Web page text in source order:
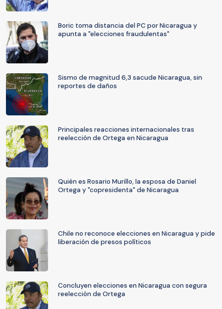
Boric toma distancia del PC por Nicaragua y
apunta a "elecciones fraudulentas"
Sismo de magnitud 6,3 sacude Nicaragua, sin
reportes de daños
Principales reacciones internacionales tras
reelección de Ortega en Nicaragua
Quién es Rosario Murillo, la esposa de Daniel
Ortega y "copresidenta" de Nicaragua
Chile no reconoce elecciones en Nicaragua y pide
liberación de presos políticos
Concluyen elecciones en Nicaragua con segura
reelección de Ortega